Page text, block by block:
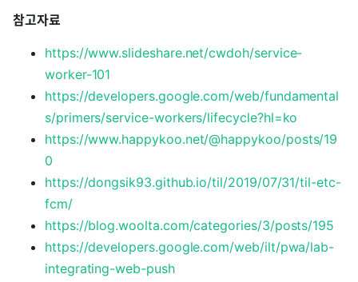
참고자료
https://www.slideshare.net/cwdoh/service-
worker-101
https://developers.google.com/web/fundamental
s/primers/service-workers/lifecycle?hl=ko
https://www.happykoo.net/@happykoo/posts/19
0
https://dongsik93.github.io/til/2019/07/31/til-etc-
fcm/
https://blog.woolta.com/categories/3/posts/195
https://developers.google.com/web/ilt/pwa/lab-
integrating-web-push